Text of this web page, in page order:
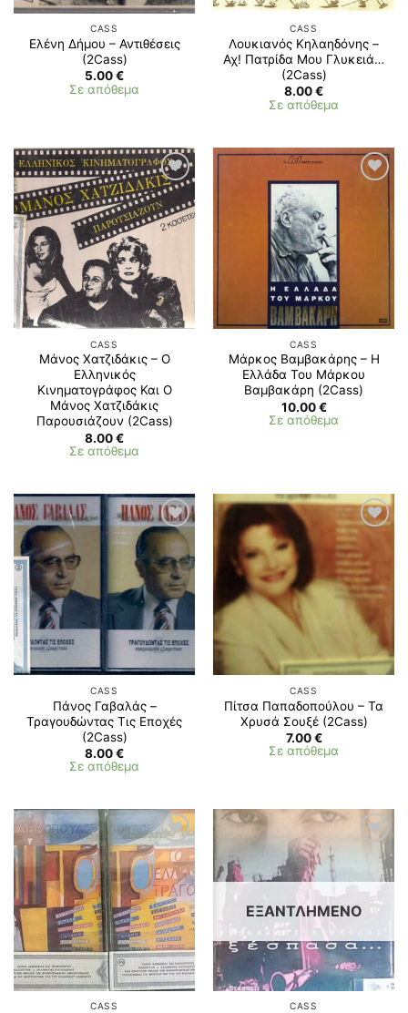
CASS
Ελένη Δήμου – Αντιθέσεις
(2Cass)
5.00€
Σε απόθεμα
CASS
Λουκιανός Κηλαηδόνης –
Αχ! Πατρίδα Μου Γλυκειά…
(2Cass)
8.00€
Σε απόθεμα
CASS
Μάνος Χατζιδάκις – Ο
Ελληνικός
Κινηματογράφος Και Ο
Μάνος Χατζιδάκις
Παρουσιάζουν (2Cass)
8.00€
Σε απόθεμα
CASS
Μάρκος Βαμβακάρης – Η
Ελλάδα Του Μάρκου
Βαμβακάρη (2Cass)
10.00€
Σε απόθεμα
CASS
Πάνος Γαβαλάς –
Τραγουδώντας Τις Εποχές
(2Cass)
8.00€
Σε απόθεμα
CASS
Πίτσα Παπαδοπούλου – Τα
Χρυσά Σουξέ (2Cass)
7.00€
Σε απόθεμα
CASS
ΕΞΑΝΤΛΗΜΈΝΟ
CASS